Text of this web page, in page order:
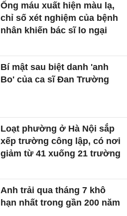
Ống máu xuất hiện màu lạ,
chỉ số xét nghiệm của bệnh
nhân khiến bác sĩ lo ngại
Bí mật sau biệt danh 'anh
Bo' của ca sĩ Đan Trường
Loạt phường ở Hà Nội sắp
xếp trường công lập, có nơi
giảm từ 41 xuống 21 trường
Anh trải qua tháng 7 khô
hạn nhất trong gần 200 năm